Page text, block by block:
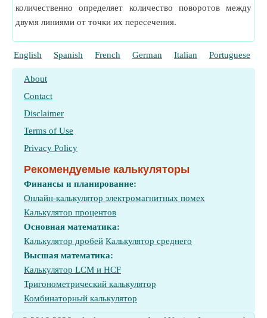
количественно определяет количество поворотов между
двумя линиями от точки их пересечения.
English Spanish French German Italian Portuguese
About
Contact
Disclaimer
Terms of Use
Privacy Policy
Рекомендуемые калькуляторы
Финансы и планирование:
Онлайн-калькулятор электромагнитных помех
Калькулятор процентов
Основная математика:
Калькулятор дробей Калькулятор среднего
Высшая математика:
Калькулятор LCM и HCF
Тригонометрический калькулятор
Комбинаторный калькулятор